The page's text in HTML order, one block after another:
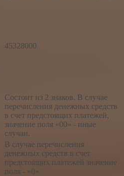
45328000
Состоит из 2 знаков. В случае
перечисления денежных средств
в счет предстоящих платежей,
значение поля «00» - иные
случаи.
В случае перечисления
денежных средств в счет
предстоящих платежей значение
поля - «0»